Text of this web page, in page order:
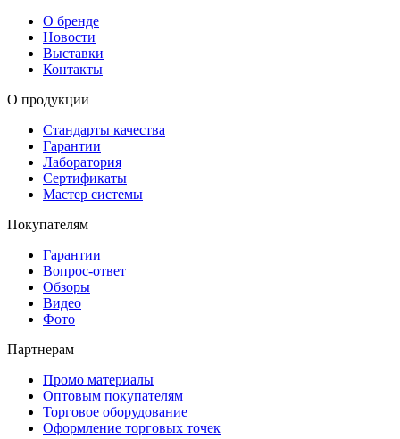
О бренде
Новости
Выставки
Контакты
О продукции
Стандарты качества
Гарантии
Лаборатория
Сертификаты
Мастер системы
Покупателям
Гарантии
Вопрос-ответ
Обзоры
Видео
Фото
Партнерам
Промо материалы
Оптовым покупателям
Торговое оборудование
Оформление торговых точек